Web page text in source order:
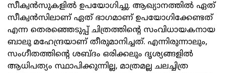
സീക്വൻസുകളിൽ ഉപയോഗിച്ചു. ആഖ്യാനത്തിൽ ഏത്
സീക്വൻസിലാണ് ഏത് ഭാഗമാണ് ഉപയോഗിക്കേണ്ടത്
എന്ന തെരഞ്ഞെടുപ്പ് ചിത്രത്തിന്റെ സംവിധായകനായ
ബാലു മഹേന്ദ്രയാണ് തീരുമാനിച്ചത്. എന്നിരുന്നാലും,
സംഗീതത്തിന്റെ ശബ്ദം ഒരിക്കലും ദൃശ്യങ്ങളിൽ
ആധിപത്യം സ്ഥാപിക്കുന്നില്ല, മാത്രമല്ല ചലച്ചിത്ര